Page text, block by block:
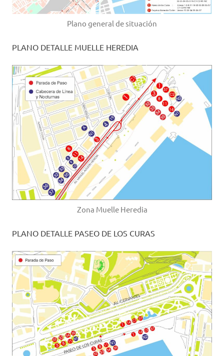
Plano general de situación
PLANO DETALLE MUELLE HEREDIA
Zona Muelle Heredia
PLANO DETALLE PASEO DE LOS CURAS